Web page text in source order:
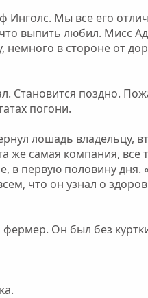
Мы все его
выпить любил. Мисс
в стороне от
Становится поздно.
погони.
лошадь владельцу,
самая компания, все
первую половину дня.
что он узнал о
фермер. Он был без